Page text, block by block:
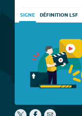
SIGNE DÉFINITION LSF